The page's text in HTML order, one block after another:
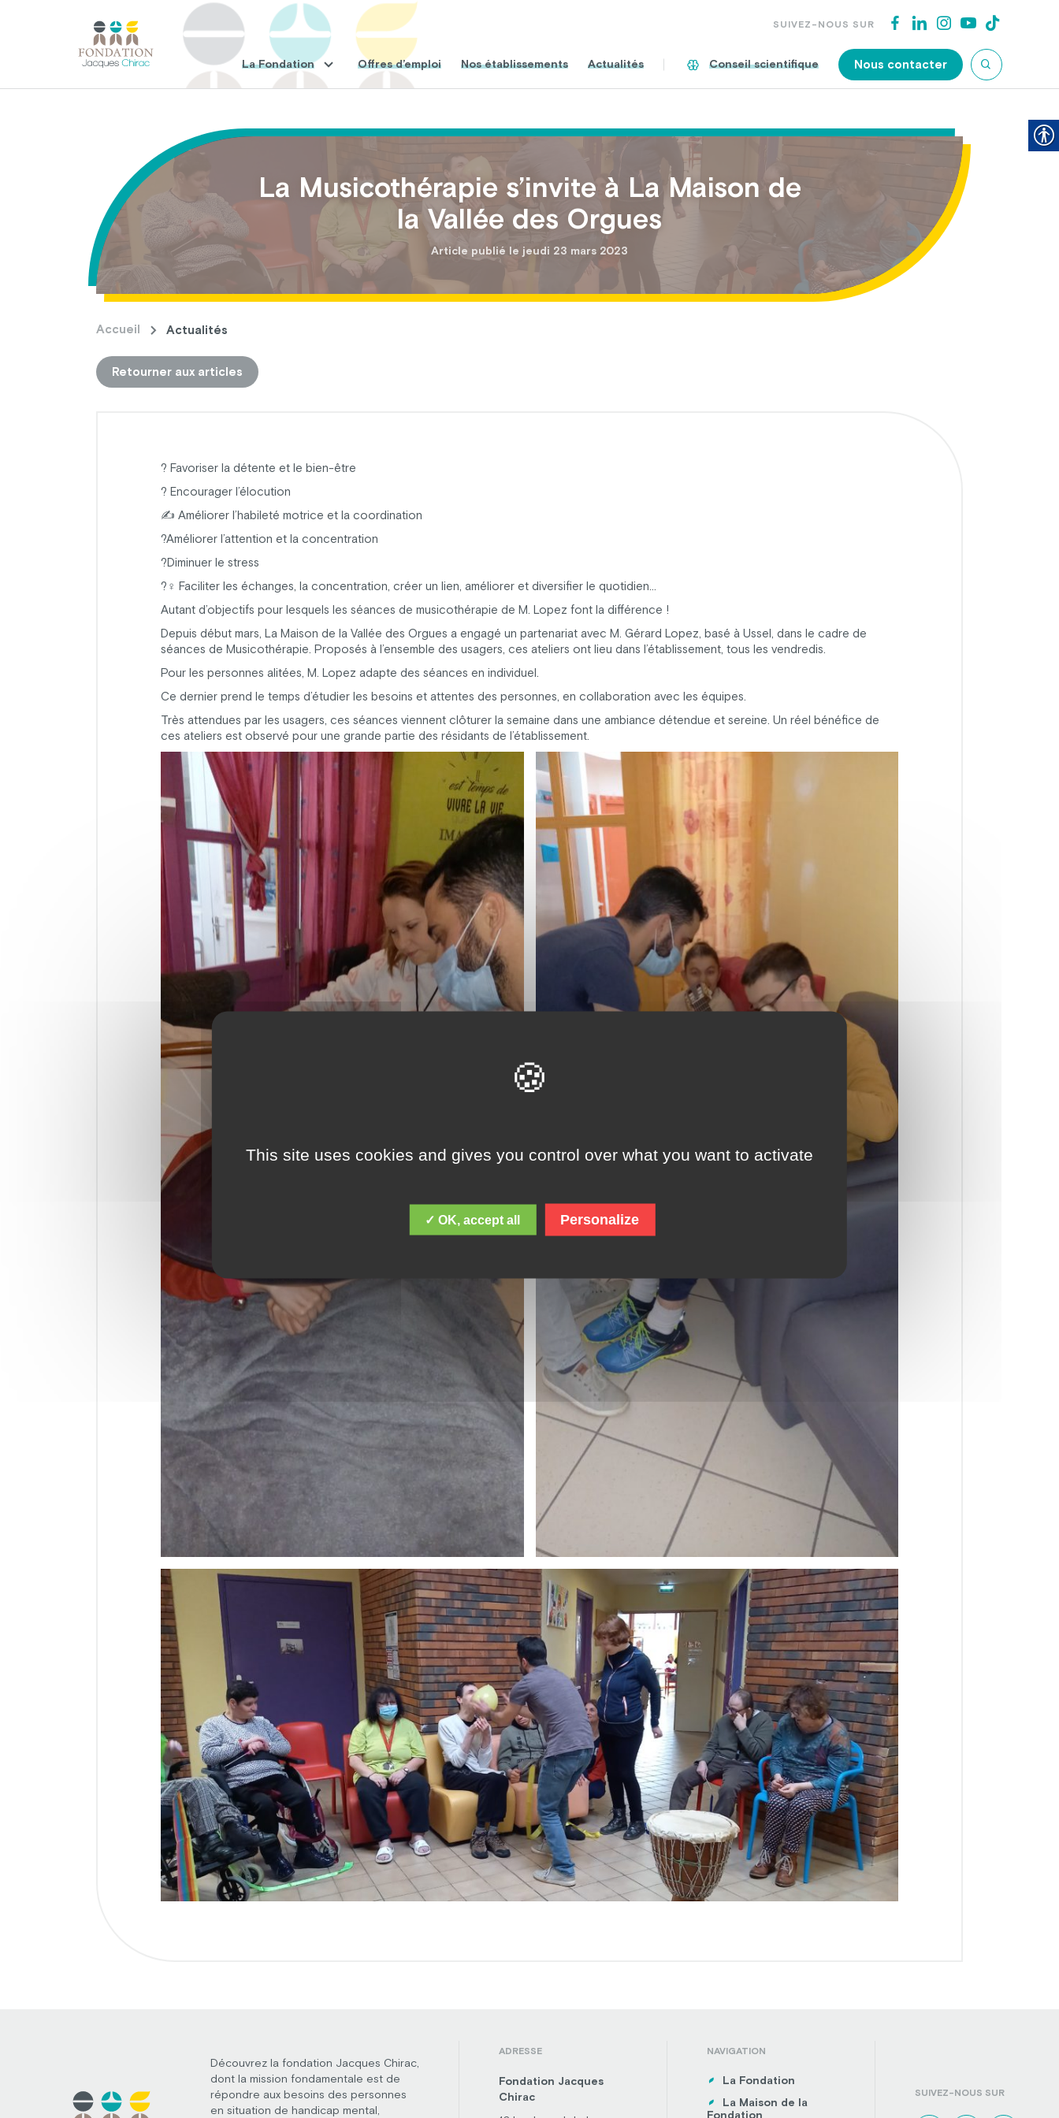
SUIVEZ-NOUS SUR
La Fondation Offres d’emploi Nos établissements Actualités Conseil scientifique Nous contacter
La Musicothérapie s’invite à La Maison de
la Vallée des Orgues
Article publié le jeudi 23 mars 2023
Accueil Actualités
Retourner aux articles
? Favoriser la détente et le bien-être
?️ Encourager l’élocution
✍️ Améliorer l’habileté motrice et la coordination
?Améliorer l’attention et la concentration
?Diminuer le stress
?‍♀️ Faciliter les échanges, la concentration, créer un lien, améliorer et diversifier le quotidien…
Autant d’objectifs pour lesquels les séances de musicothérapie de M. Lopez font la différence !
Depuis début mars, La Maison de la Vallée des Orgues a engagé un partenariat avec M. Gérard Lopez, basé à Ussel, dans le cadre de
séances de Musicothérapie. Proposés à l’ensemble des usagers, ces ateliers ont lieu dans l’établissement, tous les vendredis.
Pour les personnes alitées, M. Lopez adapte des séances en individuel.
Ce dernier prend le temps d’étudier les besoins et attentes des personnes, en collaboration avec les équipes.
Très attendues par les usagers, ces séances viennent clôturer la semaine dans une ambiance détendue et sereine. Un réel bénéfice de
ces ateliers est observé pour une grande partie des résidants de l’établissement.
Découvrez la fondation Jacques Chirac,
dont la mission fondamentale est de
répondre aux besoins des personnes
en situation de handicap mental,
ADRESSE
Fondation Jacques
Chirac
NAVIGATION
La Fondation
La Maison de la
Fondation
SUIVEZ-NOUS SUR
This site uses cookies and gives you control over what you want to activate
✓ OK, accept all Personalize